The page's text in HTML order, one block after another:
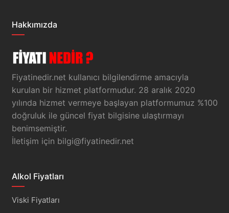
Hakkımızda
Fiyatinedir.net kullanıcı bilgilendirme amacıyla
kurulan bir hizmet platformudur. 28 aralık 2020
yılında hizmet vermeye başlayan platformumuz %100
doğruluk ile güncel fiyat bilgisine ulaştırmayı
benimsemiştir.
İletişim için bilgi@fiyatinedir.net
Alkol Fiyatları
Viski Fiyatları